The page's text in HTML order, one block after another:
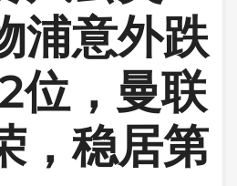
浦意外跌
位，曼联
，稳居第